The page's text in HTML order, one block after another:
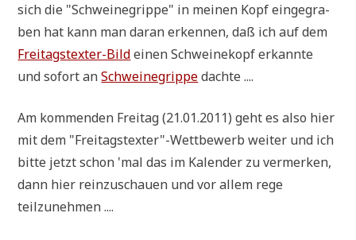
sich die "Schwei­negrip­pe" in mei­nen Kopf ein­ge­gra­
ben hat kann man dar­an erken­nen, daß ich auf dem
Frei­tags­tex­ter-Bildeinen Schwei­ne­kopf erkann­te
und sofort anSchwei­negrip­pedachte ....
Am kom­men­den Frei­tag (21.01.2011) geht es also hier
mit dem "Freitagstexter"-Wettbewerb wei­ter und ich
bit­te jetzt schon 'mal das im Kalen­der zu ver­mer­ken,
dann hier rein­zu­schau­en und vor allem rege
teilzunehmen ....